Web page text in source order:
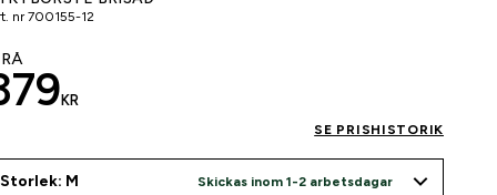
nr 700155-12
KR
SE PRISHISTORIK
Storlek: M Skickas inom 1-2 arbetsdagar